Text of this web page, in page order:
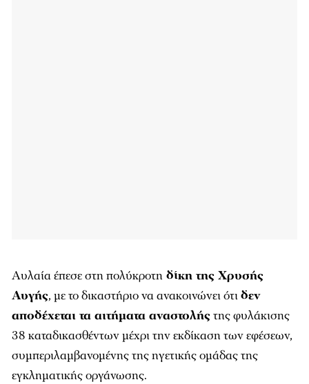
Αυλαία έπεσε στη πολύκροτη δίκη της Χρυσής
Αυγής, με το δικαστήριο να ανακοινώνει ότιδεν
αποδέχεται τα αιτήματα αναστολήςτης φυλάκισης
38 καταδικασθέντων μέχρι την εκδίκαση των εφέσεων,
συμπεριλαμβανομένης της ηγετικής ομάδας της
εγκληματικής οργάνωσης.